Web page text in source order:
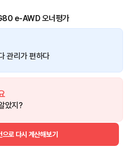
e-AWD 오너평가
관리가 편하다
았지?
으로 다시 계산해보기